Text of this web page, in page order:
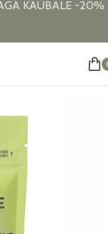
KAUBALE -20%